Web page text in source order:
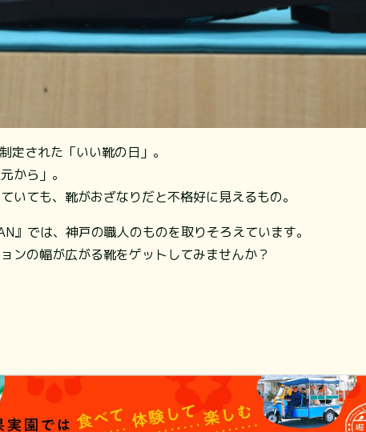
定された「いい靴の日」。
から」。
いても、靴がおざなりだと不格好に見えるもの。
』では、神戸の職人のものを取りそろえています。
ンの幅が広がる靴をゲットしてみませんか？